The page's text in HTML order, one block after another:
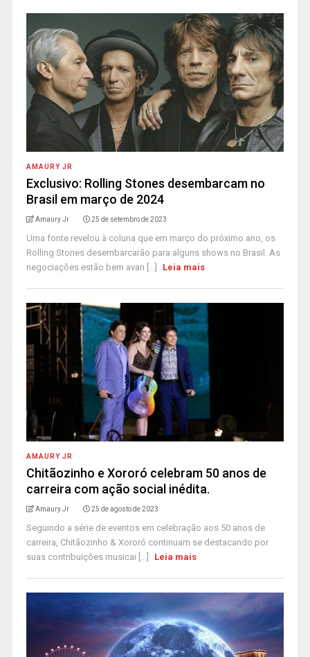
AMAURY JR
Exclusivo: Rolling Stones desembarcam no
Brasil em março de 2024
Amaury Jr 25 de setembro de 2023
Uma fonte revelou à coluna que em março do próximo ano, os
Rolling Stones desembarcarão para alguns shows no Brasil. As
negociações estão bem avan [...]
Leia mais
AMAURY JR
Chitãozinho e Xororó celebram 50 anos de
carreira com ação social inédita.
Amaury Jr 25 de agosto de 2023
Seguindo a série de eventos em celebração aos 50 anos de
carreira, Chitãozinho & Xororó continuam se destacando por
suas contribuições musicai [...]
Leia mais